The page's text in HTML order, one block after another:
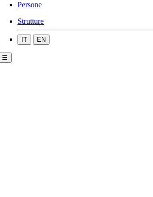
Persone
Strutture
IT EN
☰